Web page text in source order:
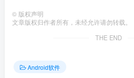
© 版权声明
文章版权归作者所有，未经允许请勿转载。
THE END
Android软件